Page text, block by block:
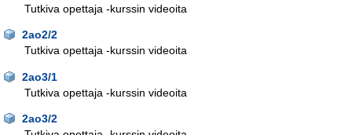
Tutkiva opettaja -kurssin videoita
2ao2/2
Tutkiva opettaja -kurssin videoita
2ao3/1
Tutkiva opettaja -kurssin videoita
2ao3/2